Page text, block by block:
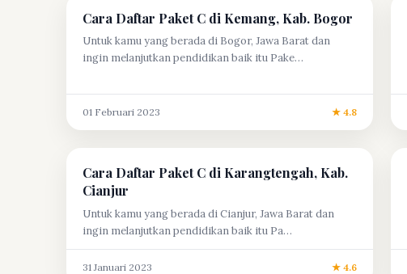
Cara Daftar Paket C di Kemang, Kab. Bogor
Untuk kamu yang berada di Bogor, Jawa Barat dan
ingin melanjutkan pendidikan baik itu Pake…
01 Februari 2023 ★ 4.8
Cara Daftar Paket C di Karangtengah, Kab.
Cianjur
Untuk kamu yang berada di Cianjur, Jawa Barat dan
ingin melanjutkan pendidikan baik itu Pa…
31 Januari 2023 ★ 4.6